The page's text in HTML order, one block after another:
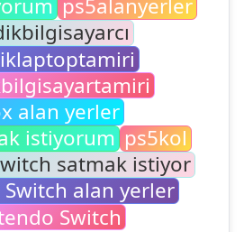
ps5alanyerler
alan yerler
istiyorum ps5kol
satmak istiyor
Switch alan yerler
Switch